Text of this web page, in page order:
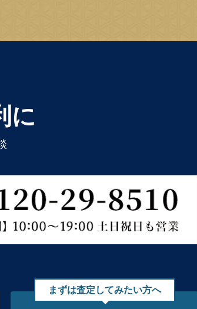
に
まずは査定してみたい方へ